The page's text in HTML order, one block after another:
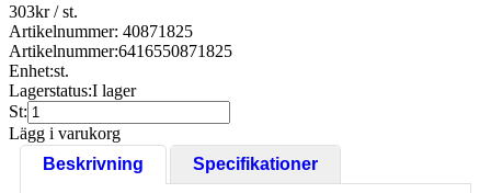
303kr/ st.
Artikelnummer: 40871825
Artikelnummer:6416550871825
Enhet:st.
Lagerstatus:I lager
St:
Lägg i varukorg
Beskrivning
Specifikationer